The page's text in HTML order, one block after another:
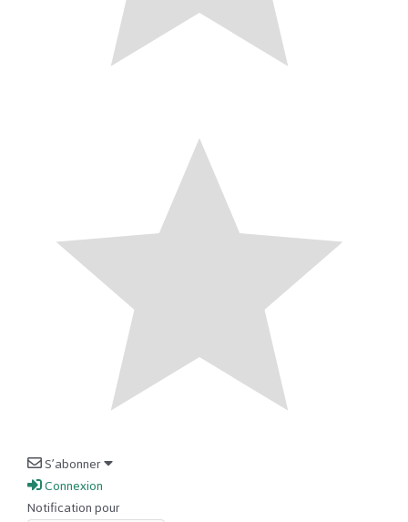
S’abonner
Connexion
Notification pour